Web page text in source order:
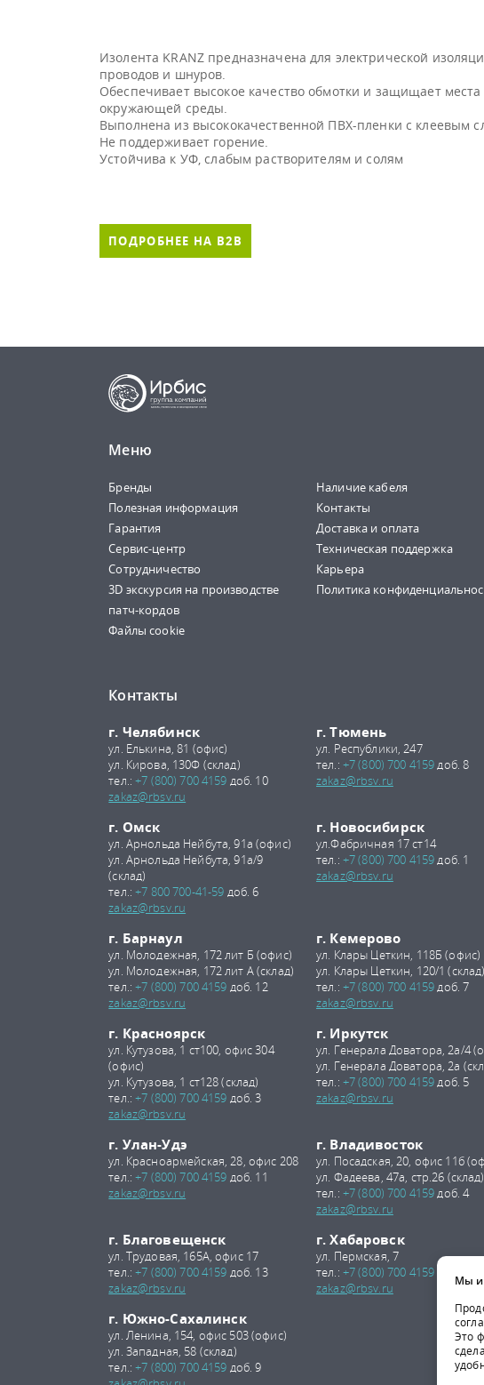
Изолента KRANZ предназначена для электрической
проводов и шнуров.
Обеспечивает высокое качество обмотки и защищает
окружающей среды.
Выполнена из высококачественной ПВХ-пленки с клеевым
Не поддерживает горение.
Устойчива к УФ, слабым растворителям и солям
ПОДРОБНЕЕ НА B2B
Меню
Бренды
Наличие кабеля
Полезная информация
Контакты
Гарантия
Доставка и оплата
Сервис-центр
Техническая поддержка
Сотрудничество
Карьера
3D экскурсия на производстве
патч-кордов
Политика
Файлы cookie
Контакты
г. Челябинск
ул. Елькина, 81 (офис)
ул. Кирова, 130Ф (склад)
тел.:+7 (800) 700 4159 доб. 10
zakaz@rbsv.ru
г. Тюмень
ул. Республики, 247
тел.: +7 (800) 700 4159доб. 8
zakaz@rbsv.ru
г. Омск
ул. Арнольда Нейбута, 91а (офис)
ул. Арнольда Нейбута, 91а/9
(склад)
тел.:+7 800 700-41-59 доб. 6
zakaz@rbsv.ru
г. Новосибирск
ул.Фабричная 17 ст14
тел.: +7 (800) 700 4159доб. 1
zakaz@rbsv.ru
г. Барнаул
ул. Молодежная, 172 лит Б (офис)
ул. Молодежная, 172 лит А (склад)
тел.:+7 (800) 700 4159 доб. 12
zakaz@rbsv.ru
г. Кемерово
ул. Клары Цеткин, 118Б (офис)
ул. Клары Цеткин, 120/1 (склад)
тел.: +7 (800) 700 4159доб. 7
zakaz@rbsv.ru
г. Красноярск
ул. Кутузова, 1 ст100, офис 304
(офис)
ул. Кутузова, 1 ст128 (склад)
тел.:+7 (800) 700 4159 доб. 3
zakaz@rbsv.ru
г. Иркутск
ул. Генерала Доватора, 2а/4
ул. Генерала Доватора, 2а
тел.: +7 (800) 700 4159доб. 5
zakaz@rbsv.ru
г. Улан-Удэ
ул. Красноармейская, 28, офис 208
тел.:+7 (800) 700 4159 доб. 11
zakaz@rbsv.ru
г. Владивосток
ул. Посадская, 20, офис 11б
ул. Фадеева, 47а, стр.26 (склад)
тел.: +7 (800) 700 4159доб. 4
zakaz@rbsv.ru
г. Благовещенск
ул. Трудовая, 165А, офис 17
тел.:+7 (800) 700 4159 доб. 13
zakaz@rbsv.ru
г. Хабаровск
ул. Пермская, 7
тел.: +7 (800) 700 4159
zakaz@rbsv.ru
г. Южно-Сахалинск
ул. Ленина, 154, офис 503 (офис)
ул. Западная, 58 (склад)
тел.:+7 (800) 700 4159 доб. 9
Мы
Это